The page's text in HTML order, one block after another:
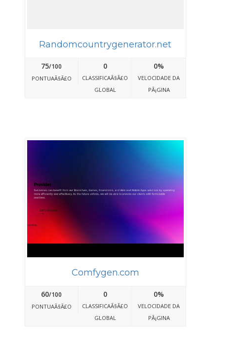
Randomcountrygenerator.net
75/100
PONTUAÃ§Ã£O
0
CLASSIFICAÃ§Ã£O
GLOBAL
0%
VELOCIDADE DA
PÃ¡GINA
Comfygen.com
60/100
PONTUAÃ§Ã£O
0
CLASSIFICAÃ§Ã£O
GLOBAL
0%
VELOCIDADE DA
PÃ¡GINA